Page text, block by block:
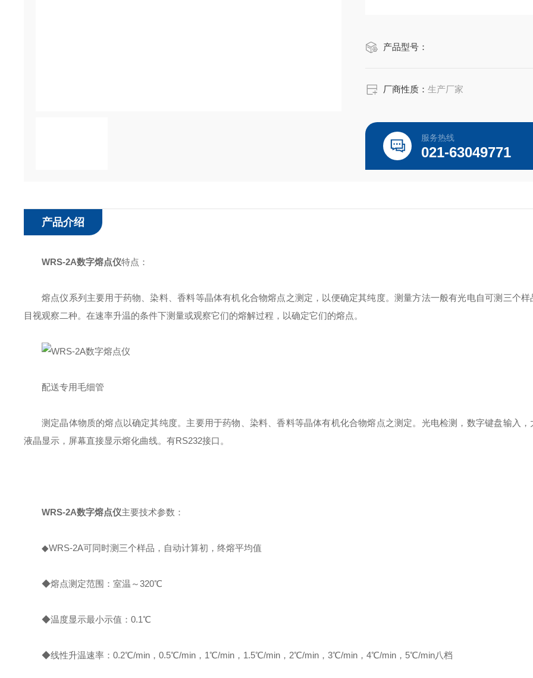
产品型号：
厂商性质：生产厂家
服务热线
021-63049771
产品介绍
WRS-2A数字熔点仪特点：
熔点仪系列主要用于药物、染料、香料等晶体有机化合物熔点之测定，以便确定其纯度。测量方法一般有光电自可测三个样
目视观察二种。在速率升温的条件下测量或观察它们的熔解过程，以确定它们的熔点。
配送专用毛细管
测定晶体物质的熔点以确定其纯度。主要用于药物、染料、香料等晶体有机化合物熔点之测定。光电检测，数字键盘输入，
液晶显示，屏幕直接显示熔化曲线。有RS232接口。
WRS-2A数字熔点仪主要技术参数：
◆WRS-2A可同时测三个样品，自动计算初，终熔平均值
◆熔点测定范围：室温～320℃
◆温度显示最小示值：0.1℃
◆线性升温速率：0.2℃/min，0.5℃/min，1℃/min，1.5℃/min，2℃/min，3℃/min，4℃/min，5℃/min八档